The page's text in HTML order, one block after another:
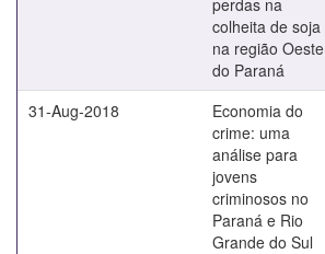
colheita de soja
na região Oeste
do Paraná
31-Aug-2018
Economia do
crime: uma
análise para
jovens
criminosos no
Paraná e Rio
Grande do Sul